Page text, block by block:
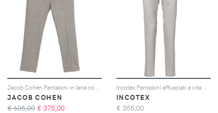
JACOB COHEN
€ 605,00 € 375,00
INCOTEX
€ 355,00